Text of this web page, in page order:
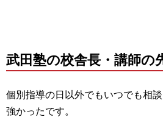
武田塾の校舎長・講師の
個別指導の日以外でもいつでも相
強かったです。